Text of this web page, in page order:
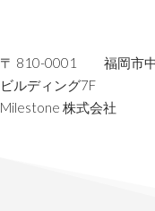
〒 810-0001 福岡市
ビルディング7F
Milestone 株式会社